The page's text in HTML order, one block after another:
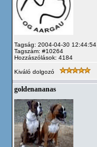
Tagság: 2004-04-30 12:44:54
Tagszám: #10264
Hozzászólások: 4184
Kiváló dolgozó
goldenananas